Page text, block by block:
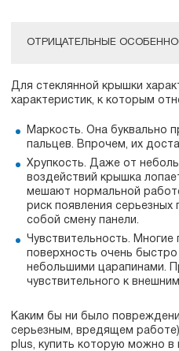
ОТРИЦАТЕЛЬНЫЕ
Для стеклянной крышки
характеристик, к которым
Маркость. Она буквально
пальцев. Впрочем, их
Хрупкость. Даже от
воздействий крышка
мешают нормальной
риск появления
собой смену панели.
Чувствительность.
поверхность очень
небольшими царапинами.
чувствительного к
Каким бы ни было
серьезным, вредящем
plus, купить которую можно в